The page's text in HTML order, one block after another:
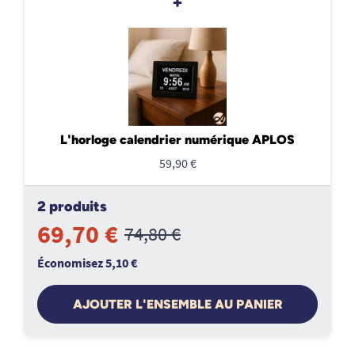
L'horloge calendrier numérique APLOS
59,90 €
2 produits
69,70 € 74,80 €
Économisez 5,10 €
AJOUTER L'ENSEMBLE AU PANIER